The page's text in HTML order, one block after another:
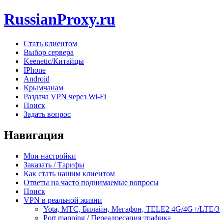
RussianProxy.ru
Стать клиентом
Выбор сервера
Keenetic/Китайцы
IPhone
Android
Крымчанам
Раздача VPN через Wi-Fi
Поиск
Задать вопрос
Навигация
Мои настройки
Заказать / Тарифы
Как стать нашим клиентом
Ответы на часто поднимаемые вопросы
Поиск
VPN в реальной жизни
Yota, МТС, Билайн, Мегафон, TELE2 4G/4G+/LTE/
Port mapping / Переадресация трафика